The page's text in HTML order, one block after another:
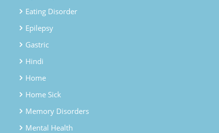
Eating Disorder
Epilepsy
Gastric
Hindi
Home
Home Sick
Memory Disorders
Mental Health